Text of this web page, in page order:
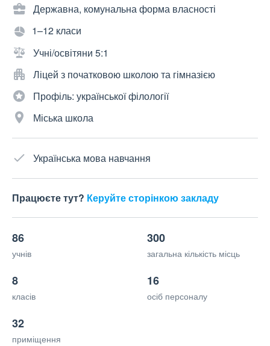
Державна, комунальна форма власності
1–12 класи
Учні/освітяни 5:1
Ліцей з початковою школою та гімназією
Профіль: української філології
Міська школа
Українська мова навчання
Працюєте тут? Керуйте сторінкою закладу
86
учнів
300
загальна кількість місць
8
класів
16
осіб персоналу
32
приміщення